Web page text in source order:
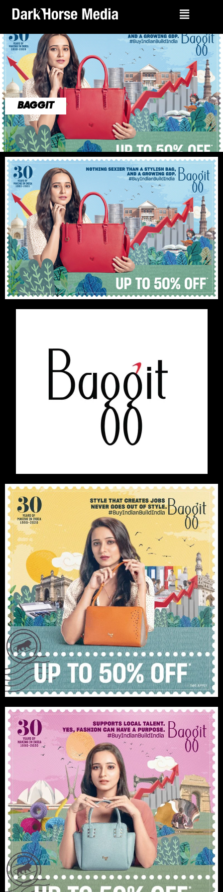
BAGGIT